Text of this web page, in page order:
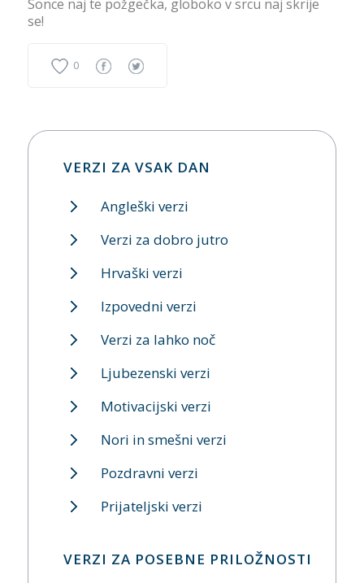
Sonce naj te požgečka, globoko v srcu naj skrije
se!
0
VERZI ZA VSAK DAN
Angleški verzi
Verzi za dobro jutro
Hrvaški verzi
Izpovedni verzi
Verzi za lahko noč
Ljubezenski verzi
Motivacijski verzi
Nori in smešni verzi
Pozdravni verzi
Prijateljski verzi
VERZI ZA POSEBNE PRILOŽNOSTI